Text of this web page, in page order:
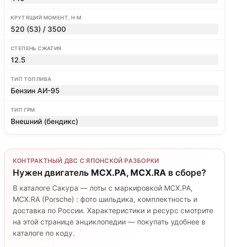
КРУТЯЩИЙ МОМЕНТ, Н·М
520 (53) / 3500
СТЕПЕНЬ СЖАТИЯ
12.5
ТИП ТОПЛИВА
Бензин АИ-95
ТИП ГРМ
Внешний (бендикс)
КОНТРАКТНЫЙ ДВС С ЯПОНСКОЙ РАЗБОРКИ
Нужен двигатель MCX.PA, MCX.RA в сборе?
В каталоге Сакура — лоты с маркировкой MCX.PA,
MCX.RA (Porsche) : фото шильдика, комплектность и
доставка по России. Характеристики и ресурс смотрите
на этой странице энциклопедии — покупать удобнее в
каталоге по коду.